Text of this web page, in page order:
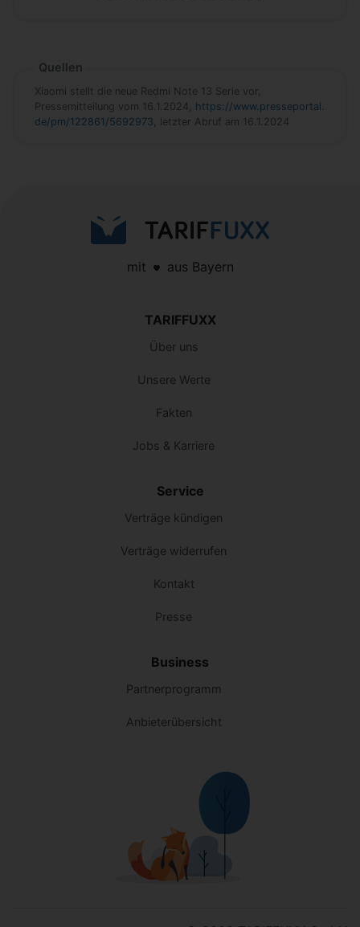
Quellen
Xiaomi stellt die neue Redmi Note 13 Serie vor,
Pressemitteilung vom 16.1.2024, https://www.presseportal.
de/pm/122861/5692973 , letzter Abruf am 16.1.2024
mit aus Bayern
TARIFFUXX
Über uns
Unsere Werte
Fakten
Jobs & Karriere
Service
Verträge kündigen
Verträge widerrufen
Kontakt
Presse
Business
Partnerprogramm
Anbieterübersicht